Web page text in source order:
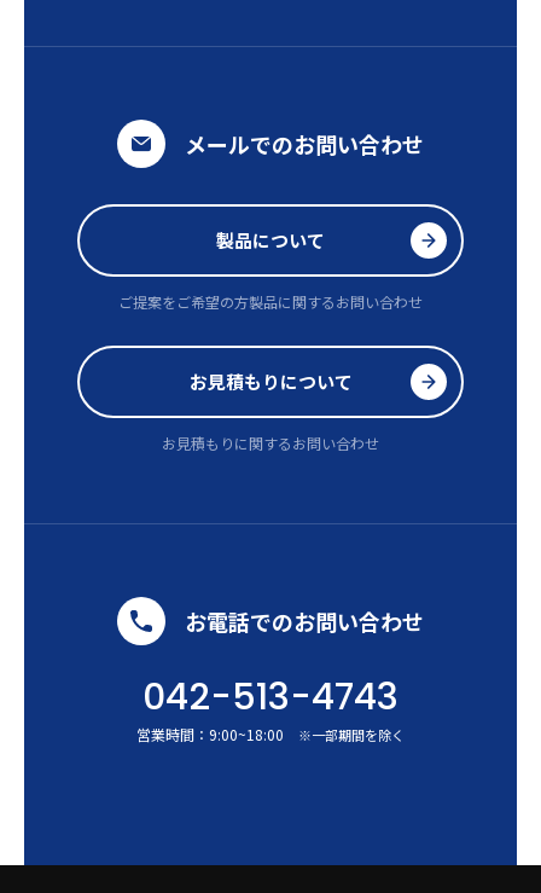
メールでのお問い合わせ
製品について
ご提案をご希望の方製品に関するお問い合わせ
お見積もりについて
お見積もりに関するお問い合わせ
お電話でのお問い合わせ
042-513-4743
営業時間： 9:00~18:00 ※一部期間を除く